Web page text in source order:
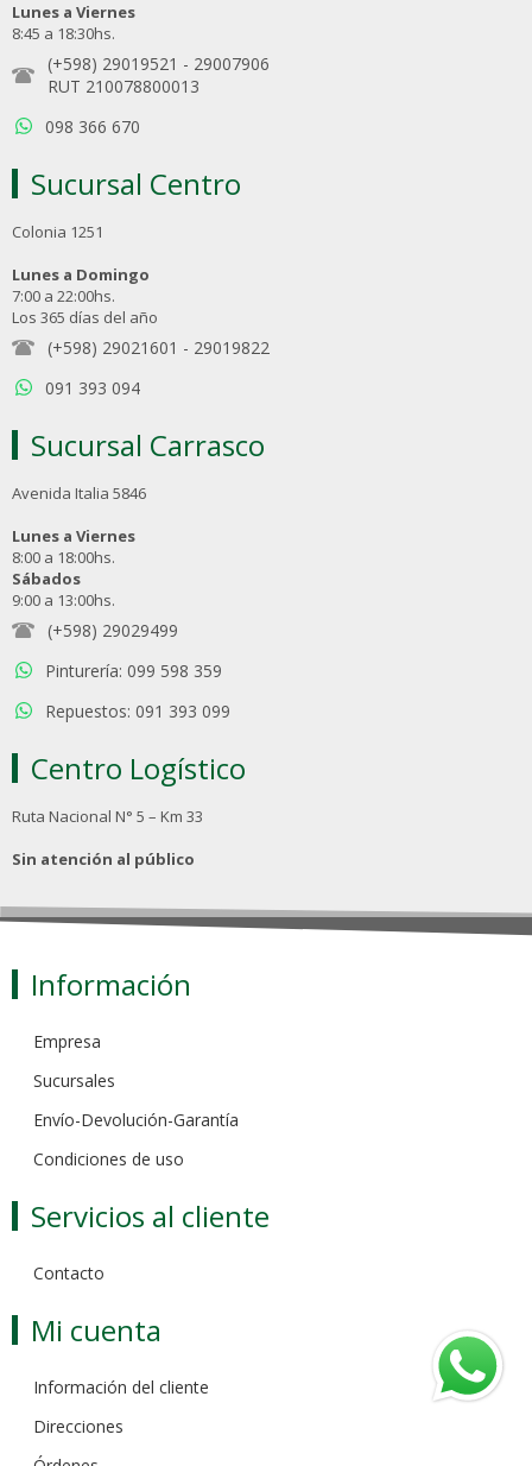
Lunes a Viernes
8:45 a 18:30hs.
(+598) 29019521 - 29007906
RUT 210078800013
098 366 670
Sucursal Centro
Colonia 1251
Lunes a Domingo
7:00 a 22:00hs.
Los 365 días del año
(+598) 29021601 - 29019822
091 393 094
Sucursal Carrasco
Avenida Italia 5846
Lunes a Viernes
8:00 a 18:00hs.
Sábados
9:00 a 13:00hs.
(+598) 29029499
Pinturería: 099 598 359
Repuestos: 091 393 099
Centro Logístico
Ruta Nacional N° 5 – Km 33
Sin atención al público
Información
Empresa
Sucursales
Envío-Devolución-Garantía
Condiciones de uso
Servicios al cliente
Contacto
Mi cuenta
Información del cliente
Direcciones